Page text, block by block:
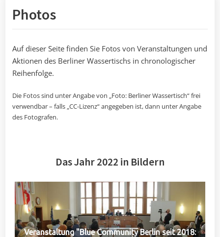
Photos
Auf dieser Seite finden Sie Fotos von Veranstaltungen und
Aktionen des Berliner Wassertischs in chronologischer
Reihenfolge.
Die Fotos sind unter Angabe von „Foto: Berliner Wassertisch“ frei
verwendbar – falls „CC-Lizenz“ angegeben ist, dann unter Angabe
des Fotografen.
Das Jahr 2022 in Bildern
Veranstaltung "Blue Community Berlin seit 2018: